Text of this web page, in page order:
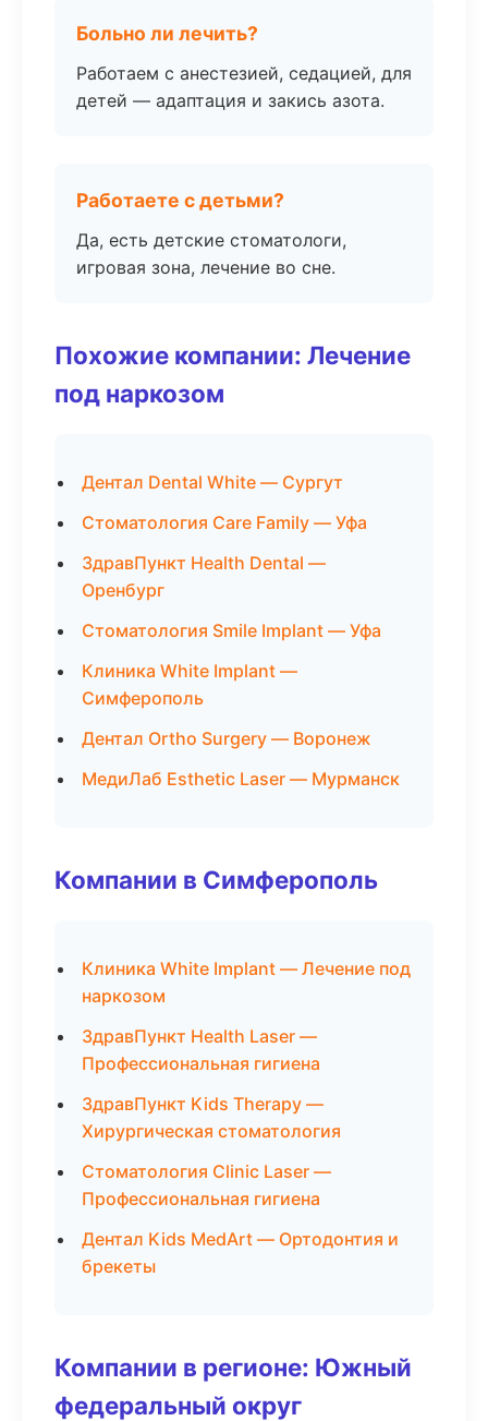
Больно ли лечить?
Работаем с анестезией, седацией, для
детей — адаптация и закись азота.
Работаете с детьми?
Да, есть детские стоматологи,
игровая зона, лечение во сне.
Похожие компании: Лечение
под наркозом
Дентал Dental White — Сургут
Стоматология Care Family — Уфа
ЗдравПункт Health Dental —
Оренбург
Стоматология Smile Implant — Уфа
Клиника White Implant —
Симферополь
Дентал Ortho Surgery — Воронеж
МедиЛаб Esthetic Laser — Мурманск
Компании в Симферополь
Клиника White Implant — Лечение под
наркозом
ЗдравПункт Health Laser —
Профессиональная гигиена
ЗдравПункт Kids Therapy —
Хирургическая стоматология
Стоматология Clinic Laser —
Профессиональная гигиена
Дентал Kids MedArt — Ортодонтия и
брекеты
Компании в регионе: Южный
федеральный округ